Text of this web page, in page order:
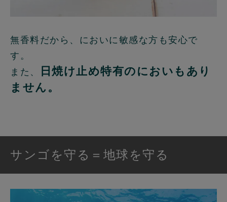
無香料だから、においに敏感な方も安心で
す。
また、
日焼け止め特有のにおいもあり
ません。
サンゴを守る＝地球を守る